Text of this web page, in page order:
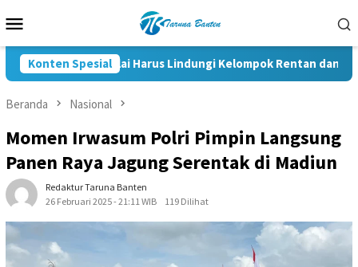
ke
Mobile
Konten Spesial
RUU HAM Dinilai Harus Lindungi Kelompok Rentan dan
Beranda Nasional
Momen Irwasum Polri Pimpin Langsung
Panen Raya Jagung Serentak di Madiun
Redaktur Taruna Banten
26 Februari 2025 - 21:11 WIB
119 Dilihat